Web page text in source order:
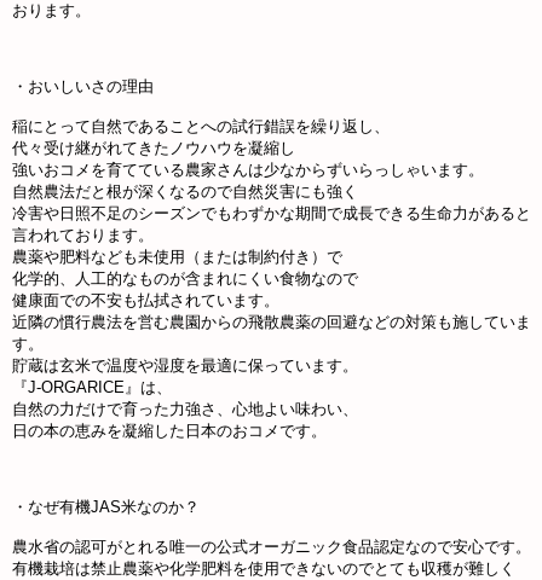
おります。
・おいしいさの理由
稲にとって自然であることへの試行錯誤を繰り返し、
代々受け継がれてきたノウハウを凝縮し
強いおコメを育てている農家さんは少なからずいらっしゃいます。
自然農法だと根が深くなるので自然災害にも強く
冷害や日照不足のシーズンでもわずかな期間で成長できる生命力があると
言われております。
農薬や肥料なども未使用（または制約付き）で
化学的、人工的なものが含まれにくい食物なので
健康面での不安も払拭されています。
近隣の慣行農法を営む農園からの飛散農薬の回避などの対策も施していま
す。
貯蔵は玄米で温度や湿度を最適に保っています。
『J-ORGARICE』は、
自然の力だけで育った力強さ、心地よい味わい、
日の本の恵みを凝縮した日本のおコメです。
・なぜ有機JAS米なのか？
農水省の認可がとれる唯一の公式オーガニック食品認定なので安心です。
有機栽培は禁止農薬や化学肥料を使用できないのでとても収穫が難しく